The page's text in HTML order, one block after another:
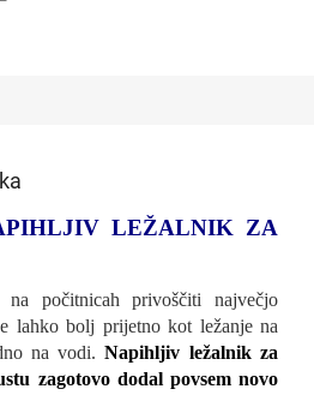
LEŽALNIK ZA
na počitnicah privoščiti največjo
lahko bolj prijetno kot ležanje na
na vodi.Napihljiv ležalnik za
zagotovo dodal povsem novo